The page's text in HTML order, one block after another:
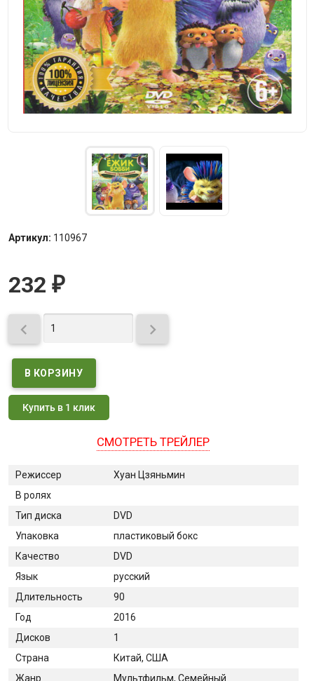
Артикул: 110967
232 ₽
 
Купить в 1 клик
СМОТРЕТЬ ТРЕЙЛЕР
Режиссер
Хуан Цзяньмин
В ролях
Тип диска
DVD
Упаковка
пластиковый бокс
Качество
DVD
Язык
русский
Длительность
90
Год
2016
Дисков
1
Страна
Китай, США
Жанр
Мультфильм, Семейный